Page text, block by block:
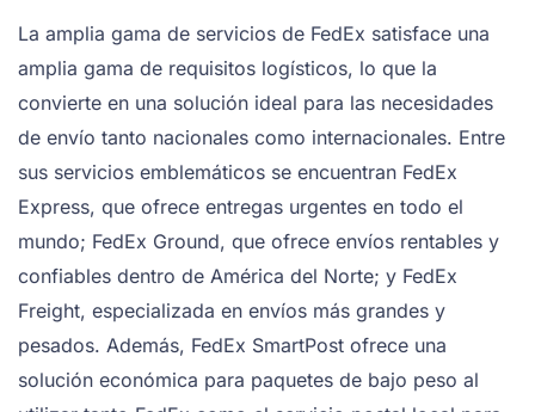
La amplia gama de servicios de FedEx satisface una
amplia gama de requisitos logísticos, lo que la
convierte en una solución ideal para las necesidades
de envío tanto nacionales como internacionales. Entre
sus servicios emblemáticos se encuentran FedEx
Express, que ofrece entregas urgentes en todo el
mundo; FedEx Ground, que ofrece envíos rentables y
confiables dentro de América del Norte; y FedEx
Freight, especializada en envíos más grandes y
pesados. Además, FedEx SmartPost ofrece una
solución económica para paquetes de bajo peso al